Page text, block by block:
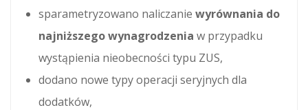
sparametryzowano naliczanie wyrównania do
najniższego wynagrodzenia w przypadku
wystąpienia nieobecności typu ZUS,
dodano nowe typy operacji seryjnych dla
dodatków,